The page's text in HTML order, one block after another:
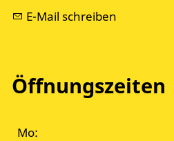
E-Mail schreiben
Öffnungszeiten
Mo: